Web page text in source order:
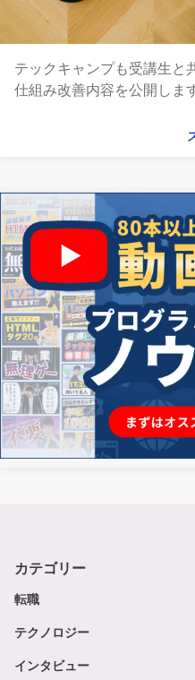
テックキャンプも受講生と
仕組み改善内容を公開しま
カテゴリー
転職
テクノロジー
インタビュー